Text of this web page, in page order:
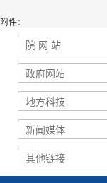
附件：